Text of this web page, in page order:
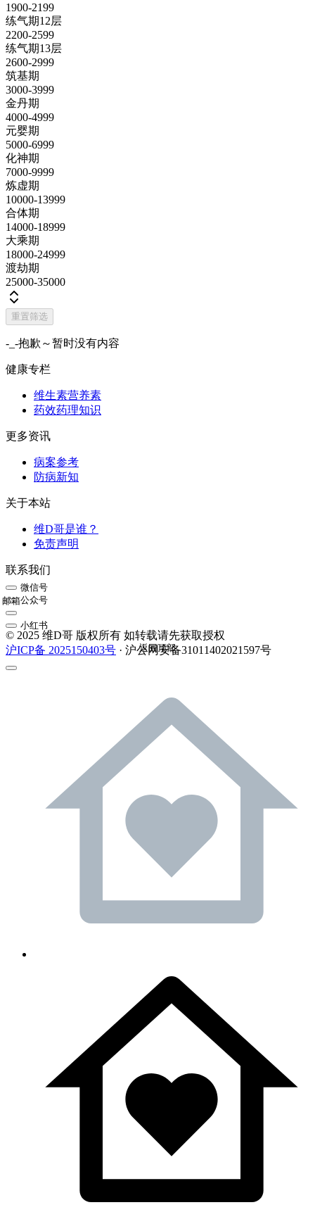
1900-2199
练气期12层
2200-2599
练气期13层
2600-2999
筑基期
3000-3999
金丹期
4000-4999
元婴期
5000-6999
化神期
7000-9999
炼虚期
10000-13999
合体期
14000-18999
大乘期
18000-24999
渡劫期
25000-35000
重置筛选
-_-抱歉～暂时没有内容
健康专栏
维生素营养素
药效药理知识
更多资讯
病案参考
防病新知
关于本站
维D哥是谁？
免责声明
联系我们
微信号
公众号
邮箱
小红书
© 2025 维D哥 版权所有 如转载请先获取授权
沪ICP备 2025150403号 · 沪公网安备31011402021597号
返回顶部